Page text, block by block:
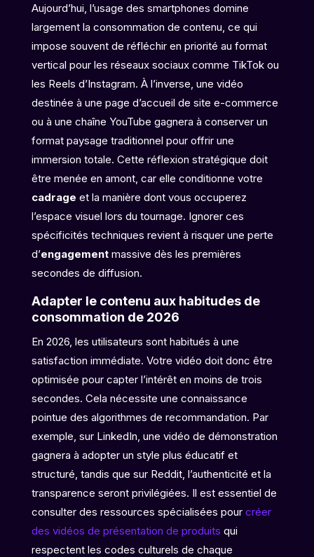
Aujourd’hui, l’usage des smartphones domine
largement la consommation de contenu, ce qui
impose souvent de réfléchir en priorité au format
vertical pour les réseaux sociaux comme TikTok ou
les Reels d’Instagram. À l’inverse, une vidéo
destinée à une page d’accueil de site e-commerce
ou à une chaîne YouTube gagnera à conserver un
format paysage traditionnel pour offrir une
immersion totale. Cette réflexion stratégique doit
être menée en amont, car elle conditionne votre
cadrage et la manière dont vous occuperez
l’espace visuel lors du tournage. Ignorer ces
spécificités techniques revient à risquer une perte
d’engagementmassive dès les premières
secondes de diffusion.
Adapter le contenu aux habitudes de
consommation de 2026
En 2026, les utilisateurs sont habitués à une
satisfaction immédiate. Votre vidéo doit donc être
optimisée pour capter l’intérêt en moins de trois
secondes. Cela nécessite une connaissance
pointue des algorithmes de recommandation. Par
exemple, sur LinkedIn, une vidéo de démonstration
gagnera à adopter un style plus éducatif et
structuré, tandis que sur Reddit, l’authenticité et la
transparence seront privilégiées. Il est essentiel de
consulter des ressources spécialisées pour créer
des vidéos de présentation de produits qui
respectent les codes culturels de chaque